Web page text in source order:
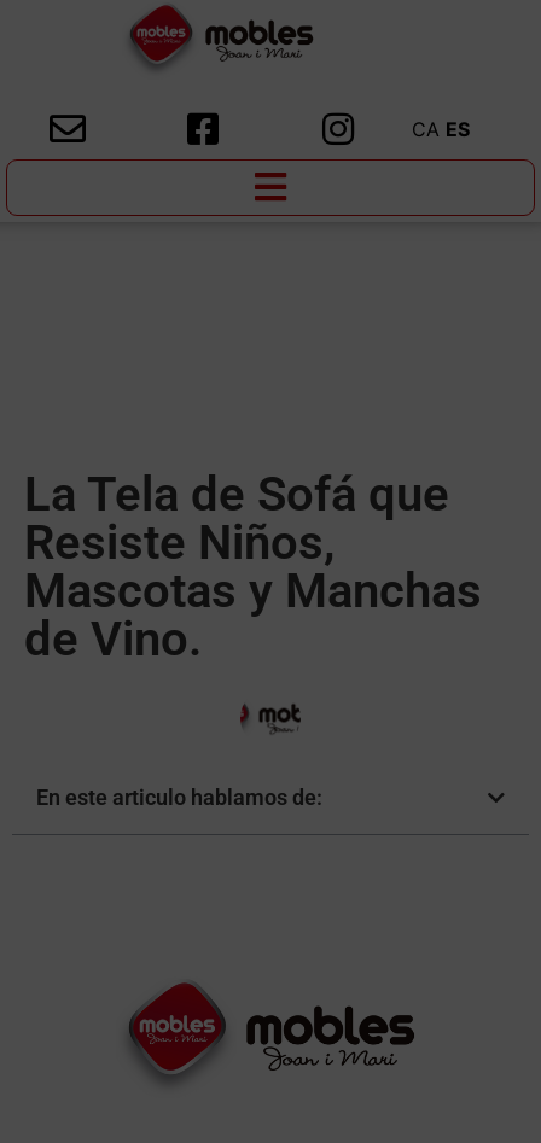
CA ES
La Tela de Sofá que
Resiste Niños,
Mascotas y Manchas
de Vino.
En este articulo hablamos de: